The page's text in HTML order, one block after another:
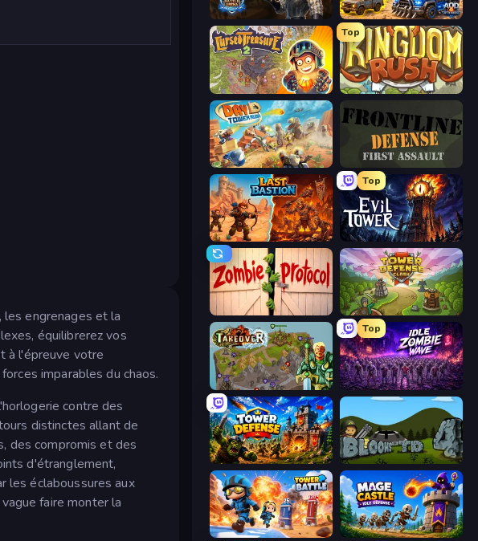
engrenages et la
équilibrerez vos
à l'épreuve votre
imparables du chaos.
contre des
distinctes allant de
des compromis et des
d'étranglement,
les éclaboussures aux
faire monter la
Battle Arena AOD - Art Of Defense
Cursed Treasure 2
Top
Kingdom Rush
Day D Tower Rush Frontline Defense
Last Bastion
Top
Evil Tower
Zombie Protocol Tower Defense Clash
Takeover
Top
Idle Zombie Wave: Survivors
Tower Defense Bloons Tower Defense 4
Tower Battle Mage Castle Idle Defense